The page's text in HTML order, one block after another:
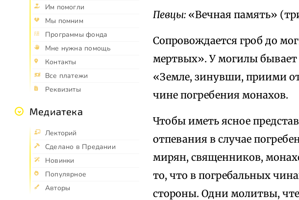
Им помогли
Мы помним
Программы фонда
Мне нужна помощь
Контакты
Все платежи
Реквизиты
Медиатека
Лекторий
Сделано в Предании
Новинки
Популярное
Авторы
Певцы: «Вечная память»
Сопровождается гроб до
мертвых». У могилы
«Земле, зинувши, приими
чине погребения монахов.
Чтобы иметь ясное
отпевания в случае
мирян, священников,
то, что в погребальных
стороны. Одни молитвы,